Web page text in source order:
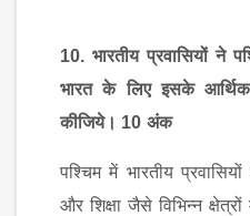
10. भारतीय प्रवासियों ने
भारत के लिए इसके आर्थिक
कीजिये। 10 अंक
पश्चिम में भारतीय प्रवासियों
और शिक्षा जैसे विभिन्न